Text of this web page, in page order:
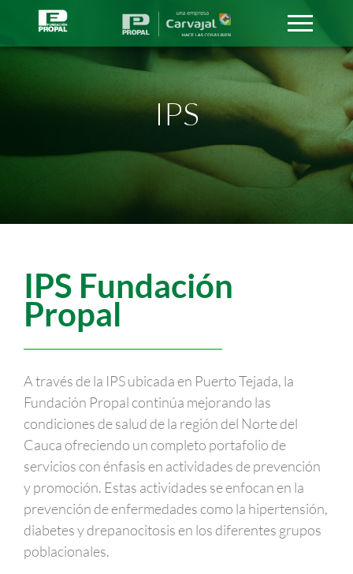
IPS
IPS Fundación
Propal
A través de la IPS ubicada en Puerto Tejada, la
Fundación Propal continúa mejorando las
condiciones de salud de la región del Norte del
Cauca ofreciendo un completo portafolio de
servicios con énfasis en actividades de prevención
y promoción. Estas actividades se enfocan en la
prevención de enfermedades como la hipertensión,
diabetes y drepanocitosis en los diferentes grupos
poblacionales.